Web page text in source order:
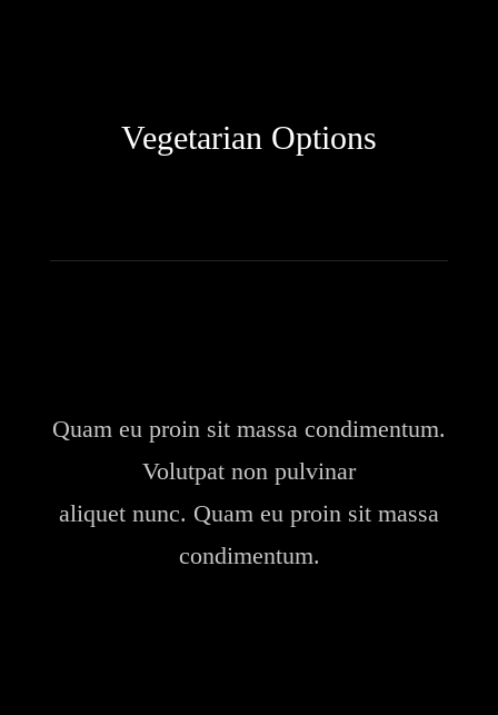
Vegetarian Options
Quam eu proin sit massa condimentum.
Volutpat non pulvinar
aliquet nunc. Quam eu proin sit massa
condimentum.